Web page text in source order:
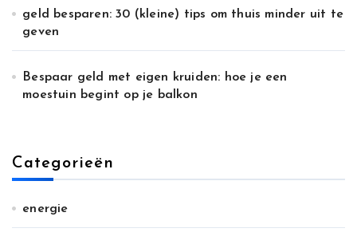
geld besparen: 30 (kleine) tips om thuis minder uit te
geven
Bespaar geld met eigen kruiden: hoe je een
moestuin begint op je balkon
Categorieën
energie